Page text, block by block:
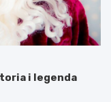
i legenda